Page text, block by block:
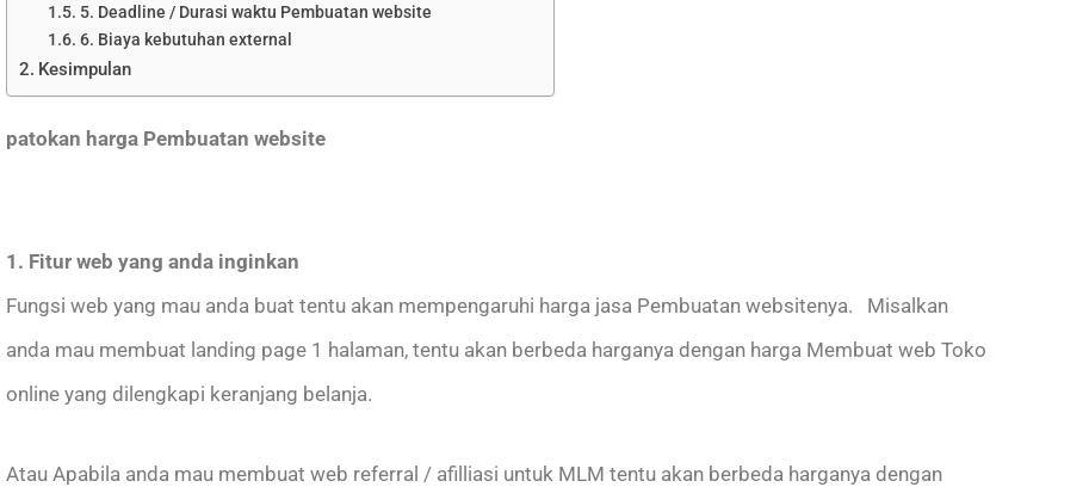
5. Deadline / Durasi waktu Pembuatan website
6. Biaya kebutuhan external
Kesimpulan
patokan harga Pembuatan website
1. Fitur web yang anda inginkan
Fungsi web yang mau anda buat tentu akan mempengaruhi harga jasa Pembuatan websitenya. Misalkan
anda mau membuat landing page 1 halaman, tentu akan berbeda harganya dengan harga Membuat web Toko
online yang dilengkapi keranjang belanja.
Atau Apabila anda mau membuat web referral / afilliasi untuk MLM tentu akan berbeda harganya dengan